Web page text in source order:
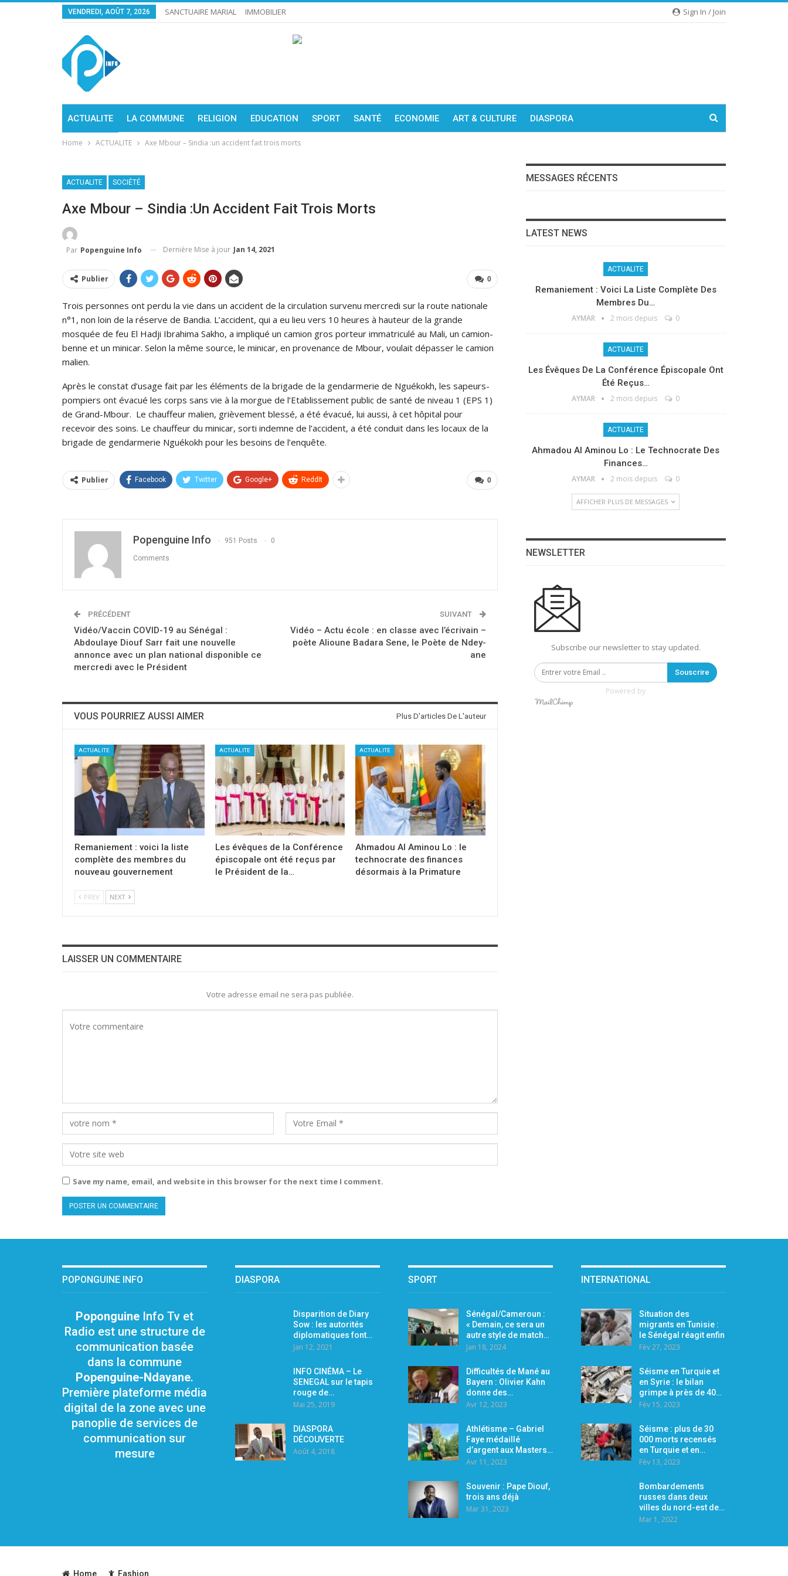
Sign In / Join
VENDREDI, AOÛT 7, 2026 SANCTUAIRE MARIAL IMMOBILIER
ACTUALITE LA COMMUNE RELIGION EDUCATION SPORT SANTÉ ECONOMIE ART & CULTURE DIASPORA
Home ACTUALITE Axe Mbour – Sindia :un accident fait trois morts
ACTUALITE SOCIÉTÉ
Axe Mbour – Sindia :un Accident Fait Trois Morts
Par Popenguine Info Dernière Mise à jour Jan 14, 2021
0
Publier
Trois personnes ont perdu la vie dans un accident de la circulation survenu mercredi sur la route nationale
n°1, non loin de la réserve de Bandia. L’accident, qui a eu lieu vers 10 heures à hauteur de la grande
mosquée de feu El Hadji Ibrahima Sakho, a impliqué un camion gros porteur immatriculé au Mali, un camion-
benne et un minicar. Selon la même source, le minicar, en provenance de Mbour, voulait dépasser le camion
malien.
Après le constat d’usage fait par les éléments de la brigade de la gendarmerie de Nguékokh, les sapeurs-
pompiers ont évacué les corps sans vie à la morgue de l’Etablissement public de santé de niveau 1 (EPS 1)
de Grand-Mbour. Le chauffeur malien, grièvement blessé, a été évacué, lui aussi, à cet hôpital pour
recevoir des soins. Le chauffeur du minicar, sorti indemne de l’accident, a été conduit dans les locaux de la
brigade de gendarmerie Nguékokh pour les besoins de l’enquête.
0
Publier Facebook Twitter Google+ ReddIt
Popenguine Info 951 Posts 0
Comments
PRÉCÉDENT
Vidéo/Vaccin COVID-19 au Sénégal :
Abdoulaye Diouf Sarr fait une nouvelle
annonce avec un plan national disponible ce
mercredi avec le Président
SUIVANT
Vidéo – Actu école : en classe avec l’écrivain –
poète Alioune Badara Sene, le Poète de Ndey-
ane
VOUS POURRIEZ AUSSI AIMER Plus D'articles De L'auteur
ACTUALITE
Remaniement : voici la liste
complète des membres du
nouveau gouvernement
ACTUALITE
Les évêques de la Conférence
épiscopale ont été reçus par
le Président de la…
ACTUALITE
Ahmadou Al Aminou Lo : le
technocrate des finances
désormais à la Primature
PREV NEXT
LAISSER UN COMMENTAIRE
Votre adresse email ne sera pas publiée.
Save my name, email, and website in this browser for the next time I comment.
MESSAGES RÉCENTS
LATEST NEWS
ACTUALITE
Remaniement : Voici La Liste Complète Des
Membres Du…
AYMAR 2 mois depuis 0
ACTUALITE
Les Évêques De La Conférence Épiscopale Ont
Été Reçus…
AYMAR 2 mois depuis 0
ACTUALITE
Ahmadou Al Aminou Lo : Le Technocrate Des
Finances…
AYMAR 2 mois depuis 0
AFFICHER PLUS DE MESSAGES
NEWSLETTER
Subscribe our newsletter to stay updated.
Souscrire
Powered by
POPONGUINE INFO
Poponguine Info Tv et
Radio est une structure de
communication basée
dans la commune
Popenguine-Ndayane.
Première plateforme média
digital de la zone avec une
panoplie de services de
communication sur
mesure
DIASPORA
Disparition de Diary
Sow : les autorités
diplomatiques font…
Jan 12, 2021
INFO CINÉMA – Le
SENEGAL sur le tapis
rouge de…
Mai 25, 2019
DIASPORA
DÉCOUVERTE
Août 4, 2018
SPORT
Sénégal/Cameroun :
« Demain, ce sera un
autre style de match…
Jan 18, 2024
Difficultés de Mané au
Bayern : Olivier Kahn
donne des…
Avr 12, 2023
Athlétisme – Gabriel
Faye médaillé
d’argent aux Masters…
Avr 11, 2023
Souvenir : Pape Diouf,
trois ans déjà
Mar 31, 2023
INTERNATIONAL
Situation des
migrants en Tunisie :
le Sénégal réagit enfin
Fév 27, 2023
Séisme en Turquie et
en Syrie : le bilan
grimpe à près de 40…
Fév 15, 2023
Séisme : plus de 30
000 morts recensés
en Turquie et en…
Fév 13, 2023
Bombardements
russes dans deux
villes du nord-est de…
Mar 1, 2022
Home Fashion